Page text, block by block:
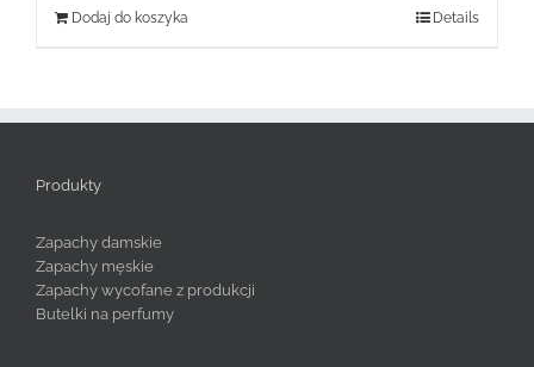
Dodaj do koszyka Details
Produkty
Zapachy damskie
Zapachy męskie
Zapachy wycofane z produkcji
Butelki na perfumy